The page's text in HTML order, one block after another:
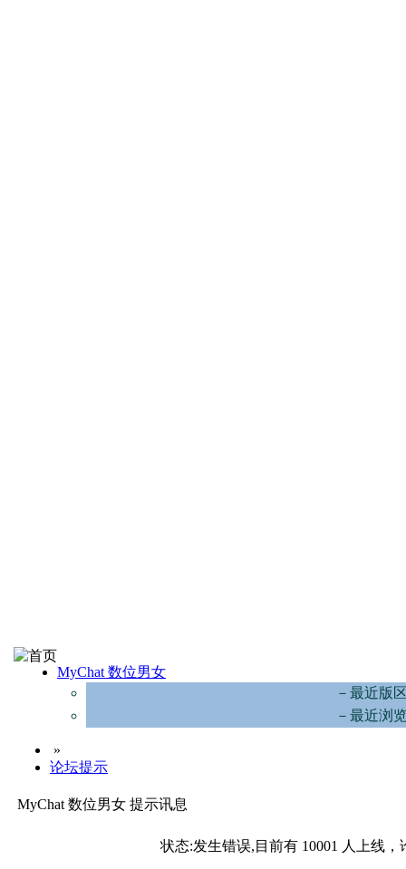
MyChat 数位男女
－最近版
－最近浏
»
论坛提示
MyChat 数位男女 提示讯息
状态:发生错误,目前有 10001 人上线